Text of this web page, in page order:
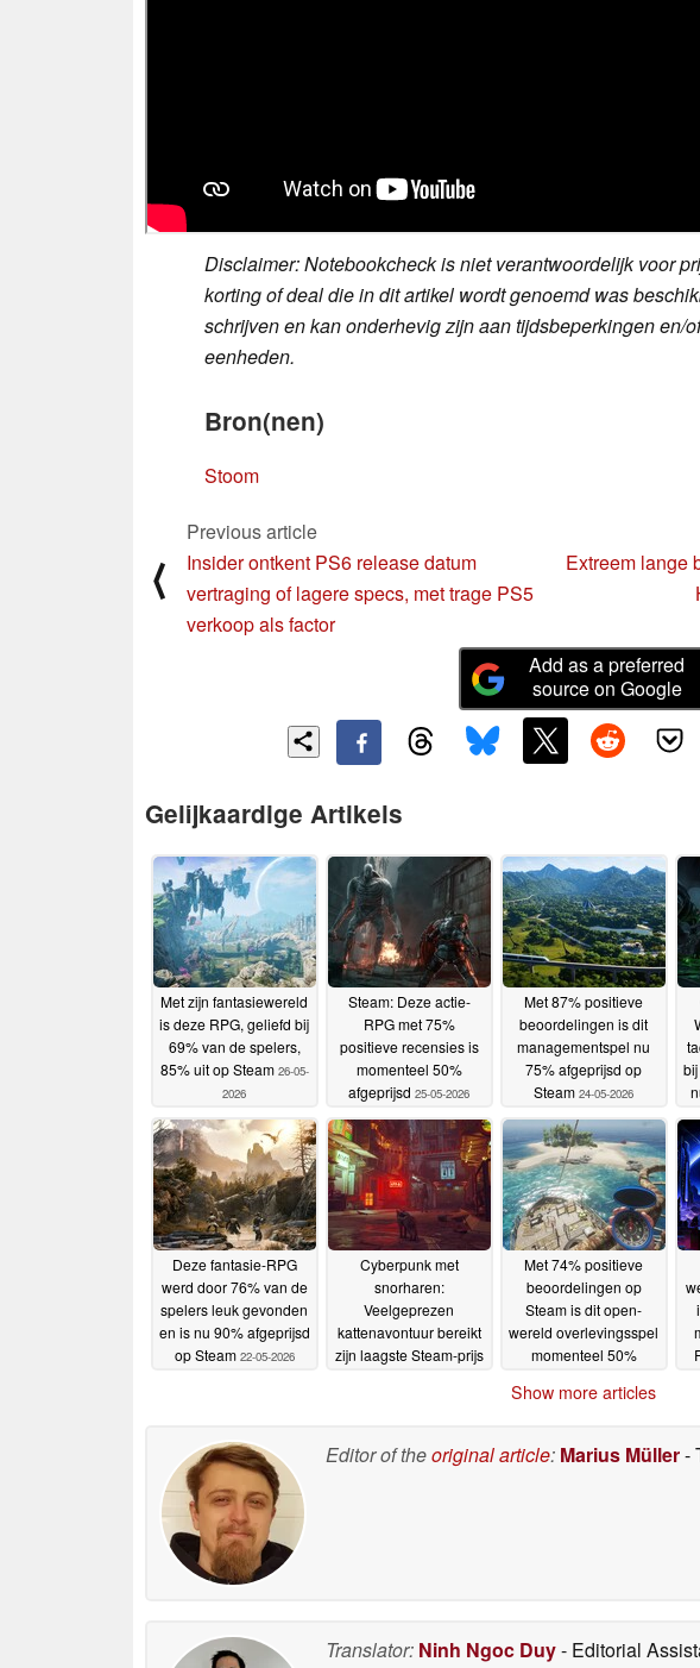
Disclaimer: Notebookcheck is niet verantwoordelijk voor
korting of deal die in dit artikel wordt genoemd was
schrijven en kan onderhevig zijn aan tijdsbeperkingen en/
eenheden.
Bron(nen)
Stoom
⟨
Previous article
Insider ontkent PS6 release datum
vertraging of lagere specs, met trage PS5
verkoop als factor
Extreem lange
Add as a preferred
source on Google
Gelijkaardige Artikels
Met zijn fantasiewereld
is deze RPG, geliefd bij
69% van de spelers,
85% uit op Steam 26-05-
2026
Steam: Deze actie-
RPG met 75%
positieve recensies is
momenteel 50%
afgeprijsd 25-05-2026
Met 87% positieve
beoordelingen is dit
managementspel nu
75% afgeprijsd op
Steam 24-05-2026
Deze fantasie-RPG
werd door 76% van de
spelers leuk gevonden
en is nu 90% afgeprijsd
op Steam 22-05-2026
Cyberpunk met
snorharen:
Veelgeprezen
kattenavontuur bereikt
zijn laagste Steam-prijs
Met 74% positieve
beoordelingen op
Steam is dit open-
wereld overlevingsspel
momenteel 50%
Show more articles
Editor of theoriginal article: Marius Müller-
Translator: Ninh Ngoc Duy- Editorial